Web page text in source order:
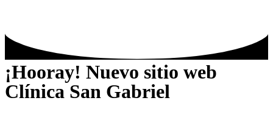
¡Hooray! Nuevo sitio web
Clínica San Gabriel